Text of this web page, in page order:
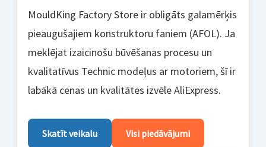
MouldKing Factory Store ir obligāts galamērķis
pieaugušajiem konstruktoru faniem (AFOL). Ja
meklējat izaicinošu būvēšanas procesu un
kvalitatīvus Technic modeļus ar motoriem, šī ir
labākā cenas un kvalitātes izvēle AliExpress.
Skatīt veikalu Visi piedāvājumi